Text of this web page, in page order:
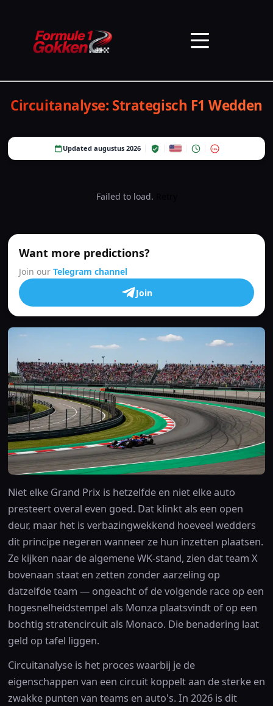
Circuitanalyse: Strategisch F1 Wedden
Updated augustus 2026 18+
Failed to load.
Want more predictions?
Join our Telegram channel
Join
Niet elke Grand Prix is hetzelfde en niet elke auto
presteert overal even goed. Dat klinkt als een open
deur, maar het is verbazingwekkend hoeveel wedders
dit principe negeren wanneer ze hun inzetten plaatsen.
Ze kijken naar de algemene WK-stand, zien dat team X
bovenaan staat en zetten zonder aarzeling op
datzelfde team — ongeacht of de volgende race op een
hogesnelheidstempel als Monza plaatsvindt of op een
bochtig stratencircuit als Monaco. Die benadering laat
geld op tafel liggen.
Circuitanalyse is het proces waarbij je de
eigenschappen van een circuit koppelt aan de sterke en
zwakke punten van teams en auto's. In 2026 is dit